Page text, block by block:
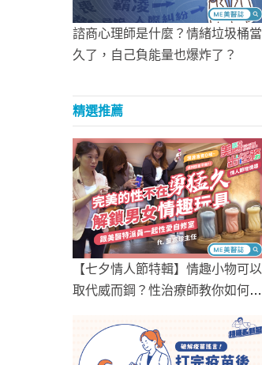
諮商心理師是什麼？情緒垃圾桶當
久了，自己負能量也爆炸了？
精選推薦
【七夕情人節特輯】情趣小物可以
取代威而鋼？性治療師教你如何高
明球等）